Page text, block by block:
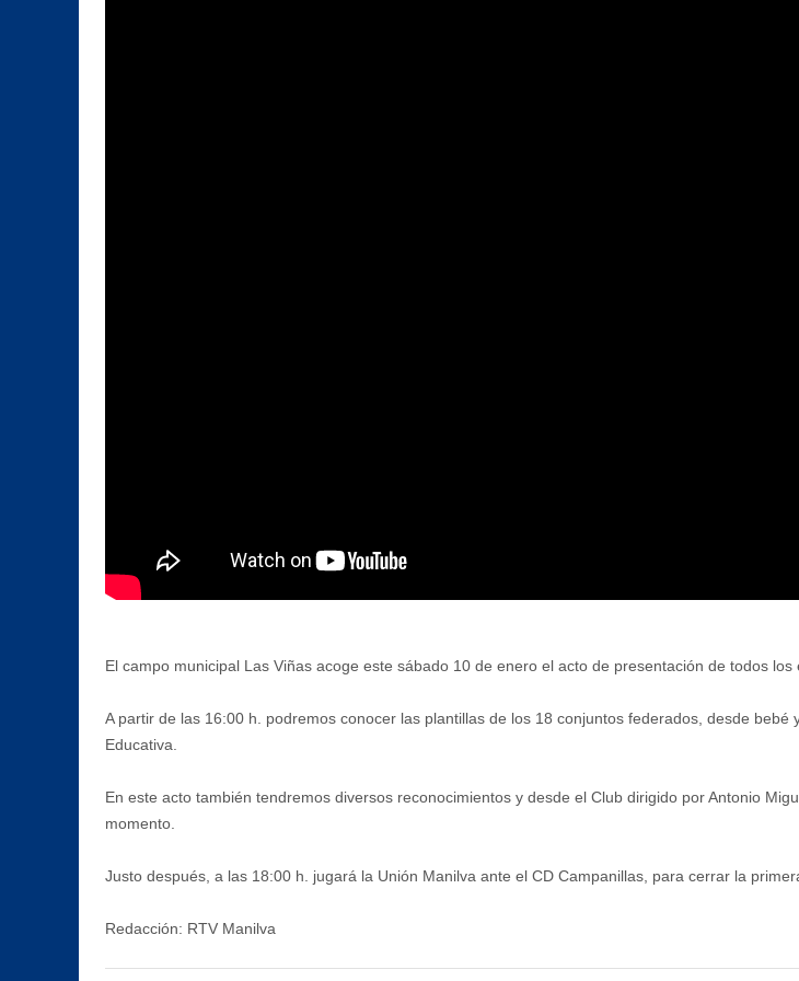
El campo municipal Las Viñas acoge este sábado 10 de enero el acto de presentación de todos
A partir de las 16:00 h. podremos conocer las plantillas de los 18 conjuntos federados, desde
Educativa.
En este acto también tendremos diversos reconocimientos y desde el Club dirigido por Antonio
momento.
Justo después, a las 18:00 h. jugará la Unión Manilva ante el CD Campanillas, para cerrar la
Redacción: RTV Manilva